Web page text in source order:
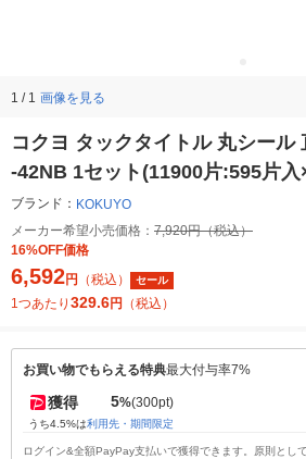
1 / 1 画像を見る
コクヨ タックタイトル 丸シール
-42NB 1セット(11900片:595片入
ブランド： KOKUYO
メーカー希望小売価格： 7,920円（税込）
16%OFF価格
6,592円 （税込） セール
1つあたり 329.6円 （税込）
お買い物でもらえる特典最大付与率7%
獲得 5%(300pt)
うち4.5%は利用先・期間限定
ログイン&全額PayPay支払いで獲得できます。原則とし